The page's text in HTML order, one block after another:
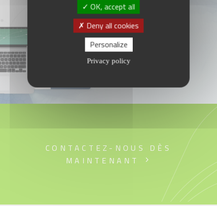
Référencement de Site Internet
Nos services
CONTACTEZ-NOUS DÈS
MAINTENANT
OK, accept all
Deny all cookies
Personalize
Privacy policy